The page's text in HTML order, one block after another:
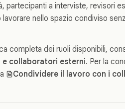
partecipanti a interviste, revisori
nello spazio condiviso
completa dei ruoli disponibili,
e collaboratori esterni. Per la
Condividere il lavoro con i